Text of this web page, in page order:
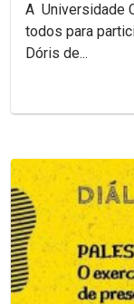
A Universidade
todos para
Dóris de...